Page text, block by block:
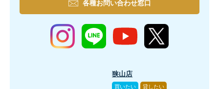
各種お問い合わせ窓口
狭山店
買いたい 貸したい